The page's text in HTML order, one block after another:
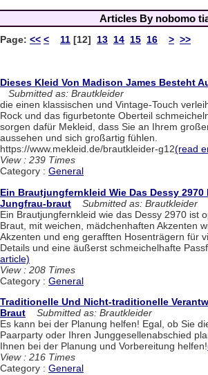
Articles By nobomo
Page: << < 11 [12] 13 14 15 16 > >>
Dieses Kleid Von Madison James Besteht
Submitted as: Brautkleider
die einen klassischen und Vintage-Touch
Rock und das figurbetonte Oberteil
sorgen dafür Mekleid, dass Sie an Ihrem
aussehen und sich großartig fühlen.
https://www.mekleid.de/brautkleider-g12(read
View : 239 Times
Category : General
Ein Brautjungfernkleid Wie Das Dessy 2970
Jungfrau-braut
Submitted as: Brautkleider
Ein Brautjungfernkleid wie das Dessy 2970 ist
Braut, mit weichen, mädchenhaften Akzenten
Akzenten und eng gerafften Hosenträgern für
Details und eine äußerst schmeichelhafte
article)
View : 208 Times
Category : General
Traditionelle Und Nicht-traditionelle
Braut
Submitted as: Brautkleider
Es kann bei der Planung helfen! Egal, ob Sie
Paarparty oder Ihren Junggesellenabschied
Ihnen bei der Planung und Vorbereitung helfen!
View : 216 Times
Category : General